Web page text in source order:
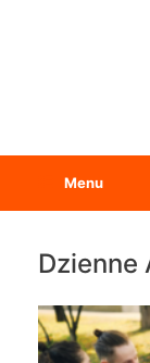
Menu
Dzienne